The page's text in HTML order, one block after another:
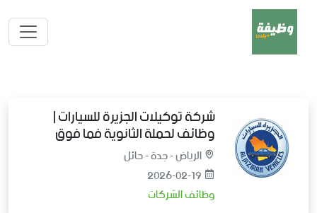
شركة توكيلات الجزيرة للسيارات |
وظائف لحملة الثانوية فما فوق
الرياض - جدة - حائل
2026-02-19
وظائف الشركات